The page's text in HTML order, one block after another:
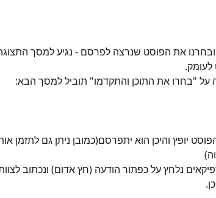
ובחרנו את הפוסט שנרצה לפרסם - נגיע למסך
לעומק.
על "בחרו את התוכן והתקדמו" תוביל למסך הבא:
יופץ והיכן הוא יתפרסם(כמובן ניתן גם לתזמן
נלחץ על כפתור הודעה (חץ אדום) ונכתוב